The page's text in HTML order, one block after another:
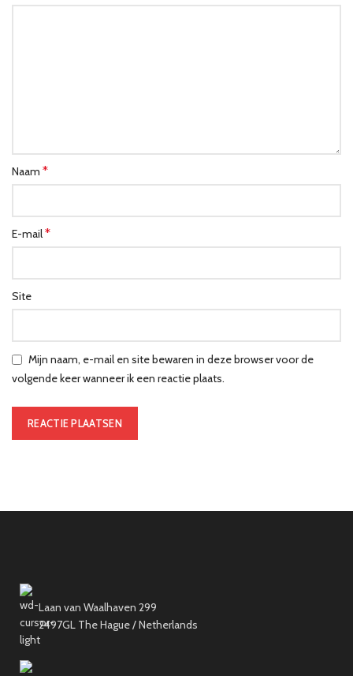
Naam *
E-mail*
Site
Mijn naam, e-mail en site bewaren in deze browser voor de
volgende keer wanneer ik een reactie plaats.
Laan van Waalhaven 299
2497GL The Hague / Netherlands